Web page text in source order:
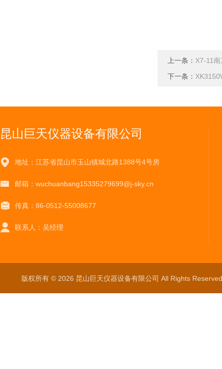
上一条： X7-11
下一条：
昆山巨天仪器设备有限公司
地址：江苏省昆山市玉山镇城北路1388号4号房
邮箱：wuchuanbang15335279699@j-sky.cn
传真：86-0512-55008677
联系人：吴经理
版权所有 © 2026 昆山巨天仪器设备有限公司 All Rights